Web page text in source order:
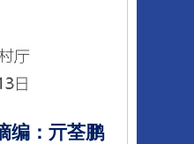
编 ： 亓荃鹏